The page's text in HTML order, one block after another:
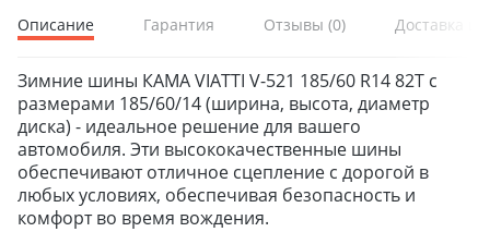
Описание Гарантия Отзывы (0) Доставка и
Зимние шины КАМА VIATTI V-521 185/60 R14 82T с
размерами 185/60/14 (ширина, высота, диаметр
диска) - идеальное решение для вашего
автомобиля. Эти высококачественные шины
обеспечивают отличное сцепление с дорогой в
любых условиях, обеспечивая безопасность и
комфорт во время вождения.